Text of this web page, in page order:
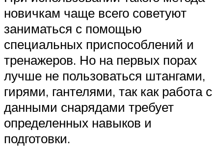
новичкам чаще всего советуют
заниматься с помощью
специальных приспособлений и
тренажеров. Но на первых порах
лучше не пользоваться штангами,
гирями, гантелями, так как работа с
данными снарядами требует
определенных навыков и
подготовки.